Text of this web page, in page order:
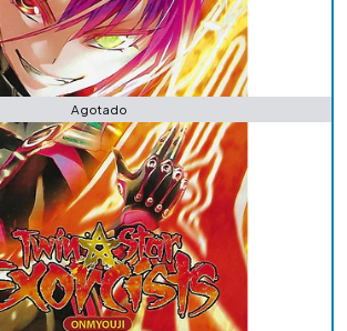
Agotado